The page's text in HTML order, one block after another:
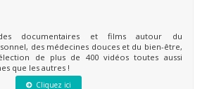
documentaires et films autour du
des médecines douces et du bien-être,
de plus de 400 vidéos toutes aussi
que les autres !
Cliquez ici